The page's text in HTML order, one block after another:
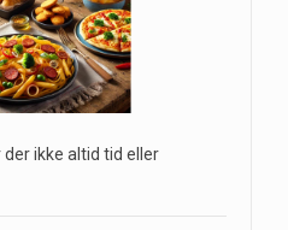
der ikke altid tid eller